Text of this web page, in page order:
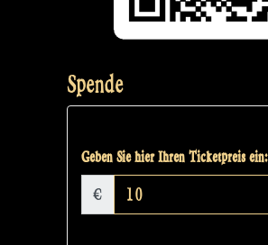
Spende
Geben Sie hier Ihren Ticketpreis ein:
€